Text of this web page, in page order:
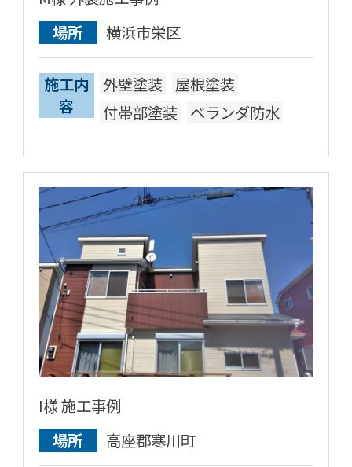
場所
横浜市栄区
施工内
容
外壁塗装
屋根塗装
付帯部塗装
ベランダ防水
I様 施工事例
場所
高座郡寒川町